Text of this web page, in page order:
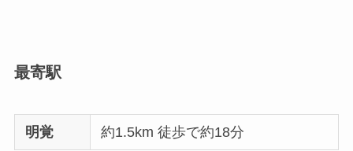
最寄駅
明覚 約1.5km 徒歩で約18分